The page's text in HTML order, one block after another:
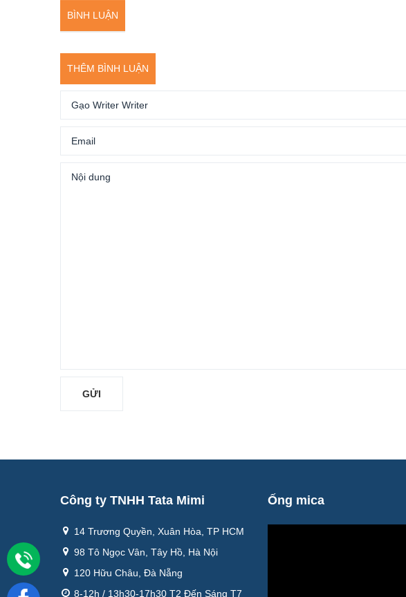
BÌNH LUẬN
THÊM BÌNH LUẬN
Công ty TNHH Tata Mimi
14 Trương Quyền, Xuân Hòa, TP HCM
98 Tô Ngọc Vân, Tây Hồ, Hà Nội
120 Hữu Châu, Đà Nẵng
8-12h / 13h30-17h30 T2 Đến Sáng T7
Ống mica